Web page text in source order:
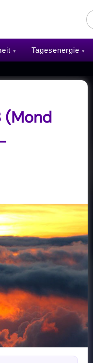
Tagesenergie
(Mond